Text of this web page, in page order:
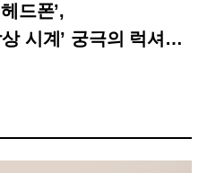
드폰’,
시계’ 궁극의 럭셔리